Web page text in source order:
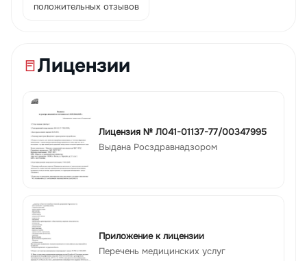
положительных отзывов
Лицензии
Лицензия № Л041-01137-77/00347995
Выдана Росздравнадзором
Приложение к лицензии
Перечень медицинских услуг